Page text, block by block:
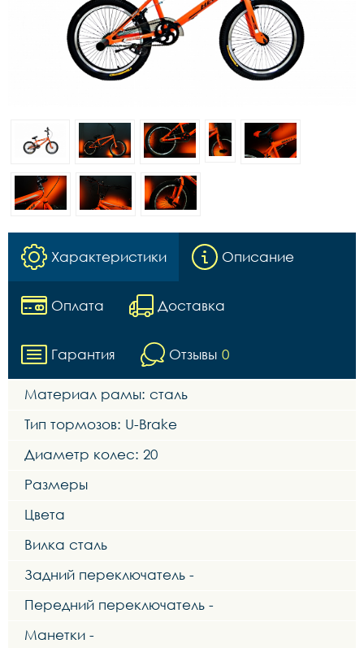
Характеристики Описание
Оплата Доставка
Гарантия Отзывы 0
Материал рамы: сталь
Тип тормозов: U-Brake
Диаметр колес: 20
Размеры
Цвета
Вилка сталь
Задний переключатель -
Передний переключатель -
Манетки -